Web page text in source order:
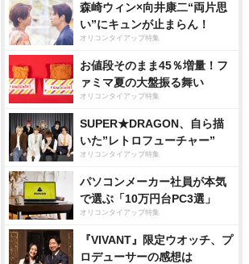
森崎ウィン×向井康二“両片思
い”にキュンが止まらん！
オリコンタイアップ特集
お値段そのまま45％増量！フ
ァミマ夏の大盤振る舞い
オリコンタイアップ特集
SUPER★DRAGON、自ら描
いた”レトロフューチャー”
オリコンタイアップ特集
パソコンメーカー社員が本気
で選ぶ「10万円台PC3選」
オリコンタイアップ特集
『VIVANT』限定ウオッチ、プ
ロデューサーの感想は